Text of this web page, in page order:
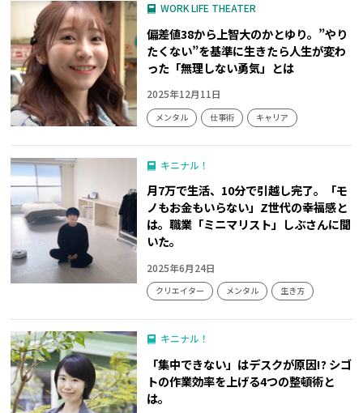
WORK LIFE THEATER
偏差値38から上智大のかとゆり。”やり
たくない”を基準に生きたら人生が変わ
った「無理しない勇気」とは
2025年12月11日
メンタル 仕事術 キャリア
キニナル！
月7万で生活、10分で引越し完了。「モ
ノもお金もいらない」Z世代の幸福感と
は。職業「ミニマリスト」しぶさんに聞
いた。
2025年6月24日
クリエイター メンタル 生き方
キニナル！
「集中できない」はデスクが原因!? シゴ
トの作業効率を上げる4つの整頓術と
は。